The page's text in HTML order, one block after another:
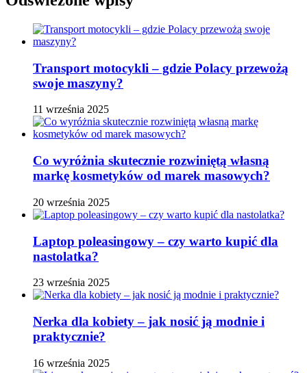
Transport motocykli – gdzie Polacy przewożą
swoje maszyny?
11 września 2025
Co wyróżnia skutecznie rozwiniętą własną
markę kosmetyków od marek masowych?
20 września 2025
Laptop poleasingowy – czy warto kupić dla
nastolatka?
23 września 2025
Nerka dla kobiety – jak nosić ją modnie i
praktycznie?
16 września 2025